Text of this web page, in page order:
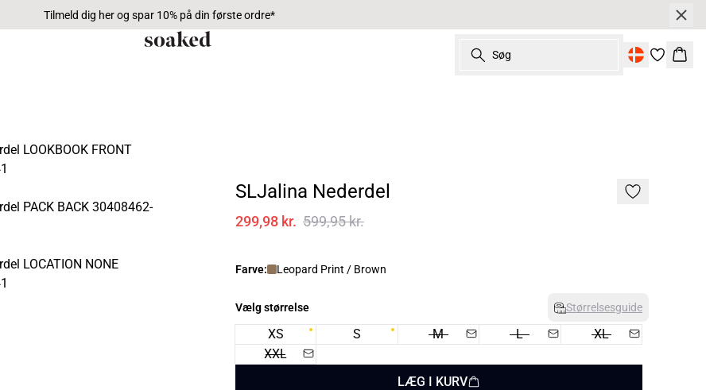
Tilmeld dig her og spar 10% på din første ordre*
Søg
Kurv
SLJalina Nederdel
299,98 kr. 599,95 kr.
Farve: Leopard Print / Brown
Vælg størrelse Størrelsesguide
XS S M L
XL
XXL
LÆG I KURV